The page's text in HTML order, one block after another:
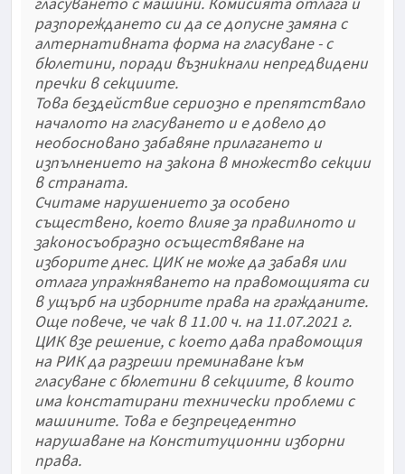
разпореждането си да се допусне замяна с
алтернативната форма на гласуване - с
бюлетини, поради възникнали непредвидени
пречки в секциите.
Това бездействие сериозно е препятствало
началото на гласуването и е довело до
необосновано забавяне прилагането и
изпълнението на закона в множество секции
в страната.
Считаме нарушението за особено
съществено, което влияе за правилното и
законосъобразно осъществяване на
изборите днес. ЦИК не може да забавя или
отлага упражняването на правомощията си
в ущърб на изборните права на гражданите.
Още повече, че чак в 11.00 ч. на 11.07.2021 г.
ЦИК взе решение, с което дава правомощия
на РИК да разреши преминаване към
гласуване с бюлетини в секциите, в които
има констатирани технически проблеми с
машините. Това е безпрецедентно
нарушаване на Конституционни изборни
права.